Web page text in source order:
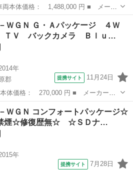
Ｎ－ＷＧＮ ■ グレード名： Ｌ
試乗車 ワンオーナー ナビＶＸＭ
ＷＧＮ Ｇ・Ａパッケージ ４Ｗ
Ｖ バックカメラ Ｂｌｕ…
年
郡
提携サイト 11月24日
ＷＧＮ ■ グレード名： Ｇ・Ａパ
バックカメラ Ｂｌｕｅｔｏｏｔｈ
ＷＧＮ コンフォートパッケージ☆
煙☆修復歴無☆ ☆ＳＤナ…
年
提携サイト 7月28日